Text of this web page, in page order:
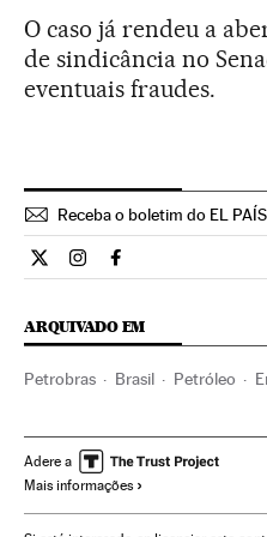
O caso já rendeu a
de sindicância no
eventuais fraudes.
Receba o boletim do EL
Economia El País Brasil en
Economia El País
Economia El País
ARQUIVADO EM
Petrobras Brasil Petróleo
Economia América
Energia não renovável
Adere a
Mais informações